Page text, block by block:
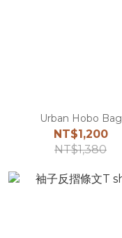
Urban Hobo Bag
NT$1,200
NT$1,380